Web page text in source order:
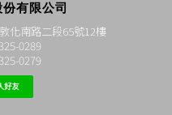
有限公司
化南路二段65號12樓
0289
0279